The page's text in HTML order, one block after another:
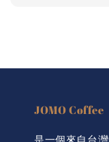
JOMO Coffee
是一個來自台